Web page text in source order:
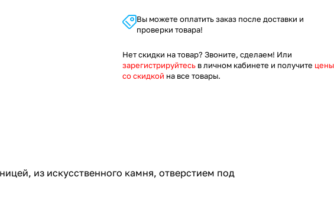
Вы можете оплатить заказ после доставки и
проверки товара!
Нет скидки на товар? Звоните, сделаем! Или
зарегистрируйтесь в личном кабинете и получите цены
со скидкой на все товары.
из искусственного камня, отверстием под